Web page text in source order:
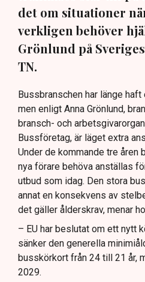
det om situationer
verkligen behöver
Grönlund på
TN.
Bussbranschen har länge
men enligt Anna Grönlund,
bransch- och
Bussföretag, är läget extra
Under de kommande tre åren
nya förare behöva anställas
utbud som idag. Den stora
annat en konsekvens av
det gäller ålderskrav, menar
– EU har beslutat om ett nytt
sänker den generella
busskörkort från 24 till 21 år,
2029.